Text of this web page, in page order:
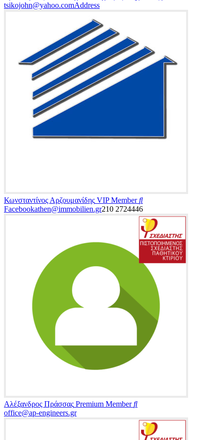
tsikojohn@yahoo.comAddress
Κωνσταντίνος Αρζουμανίδης VIP Member
Facebookathen@immobilien.gr210 2724446
Αλέξανδρος Πράσσας Premium Member
office@ap-engineers.gr